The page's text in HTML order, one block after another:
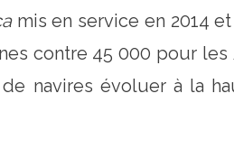
mis en service en 2014
contre 45 000 pour les
navires évoluer à la